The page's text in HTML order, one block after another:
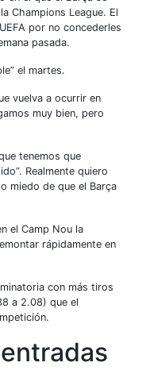
Champions League. El
por no concederles
pasada.
el martes.
vuelva a ocurrir en
muy bien, pero
tenemos que
Realmente quiero
miedo de que el Barça
el Camp Nou la
rápidamente en
con más tiros
a 2.08) que el